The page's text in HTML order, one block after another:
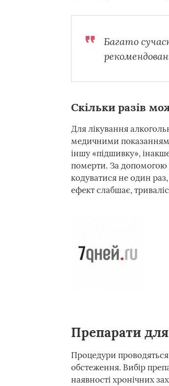
Багато
Скільки разів
Для лікування
медичними
іншу «підшивку»,
померти. За допомогою
кодуватися не один
ефект слабшає,
Препарати
Процедури
обстеження. Вибір
наявності хронічних